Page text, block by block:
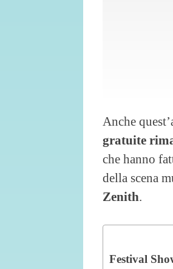
Anche
gratuite
che hanno
della scena
Zenith.
Festival